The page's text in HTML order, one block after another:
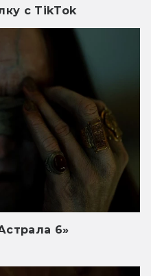
с TikTok
6»